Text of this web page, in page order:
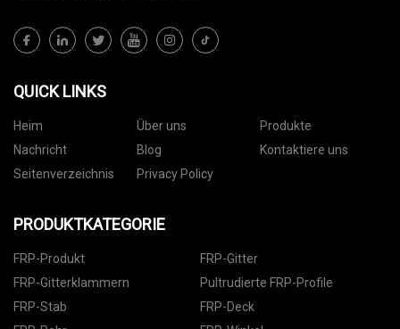
QUICK LINKS
Heim Über uns
Produkte
Nachricht
Blog
Kontaktiere uns
Seitenverzeichnis
Privacy Policy
PRODUKTKATEGORIE
FRP-Produkt
FRP-Gitter
FRP-Gitterklammern
Pultrudierte FRP-Profile
FRP-Stab
FRP-Deck